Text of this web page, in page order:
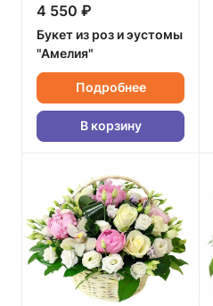
4 550 ₽
Букет из роз и эустомы
"Амелия"
Подробнее
В корзину